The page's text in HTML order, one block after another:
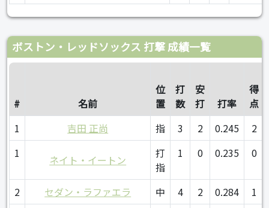
ボストン・レッドソックス 打撃 成績一覧
# 名前
位
置
打
数
安
打
打率
得
点
1
吉田 正尚 指 3 2 0.245
2
1
ネイト・イートン
打
指
1 0 0.235 0
2 セダン・ラファエラ 中 4 2 0.284
1